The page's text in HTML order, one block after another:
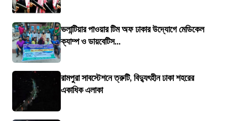
ভলান্টিয়ার পাওয়ার টিম অফ ঢাকার উদ্যোগে মেডিকেল
ক্যাম্প ও ডায়বেটিস...
রামপুরা সাবস্টেশনে ত্রুটি, বিদ্যুৎহীন ঢাকা শহরের
একাধিক এলাকা